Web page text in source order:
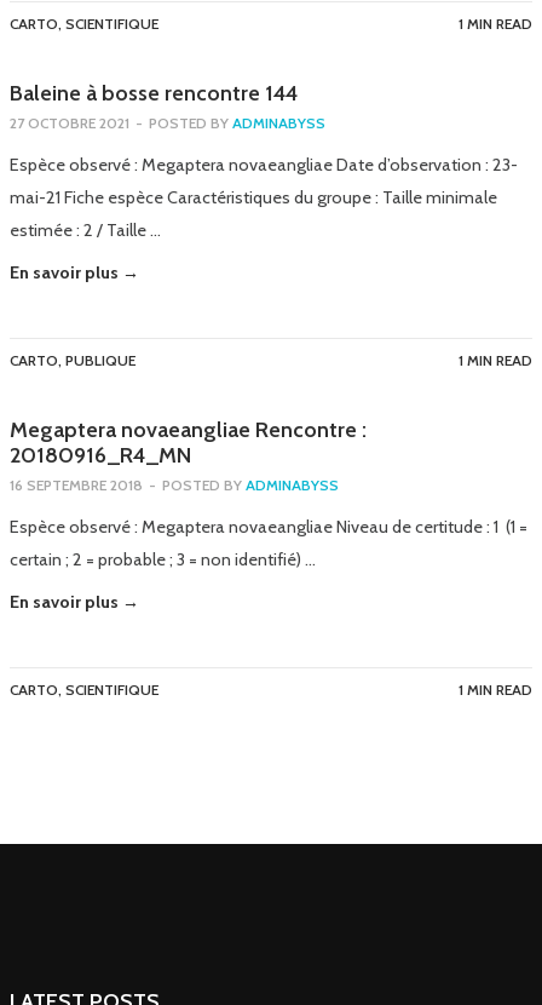
CARTO, SCIENTIFIQUE 1 MIN READ
Baleine à bosse rencontre 144
27 OCTOBRE 2021 - POSTED BY ADMINABYSS
Espèce observé : Megaptera novaeangliae Date d’observation : 23-
mai-21 Fiche espèce Caractéristiques du groupe : Taille minimale
estimée : 2 / Taille …
En savoir plus →
CARTO, PUBLIQUE 1 MIN READ
Megaptera novaeangliae Rencontre :
20180916_R4_MN
16 SEPTEMBRE 2018 - POSTED BY ADMINABYSS
Espèce observé : Megaptera novaeangliae Niveau de certitude : 1 (1 =
certain ; 2 = probable ; 3 = non identifié) …
En savoir plus →
CARTO, SCIENTIFIQUE 1 MIN READ